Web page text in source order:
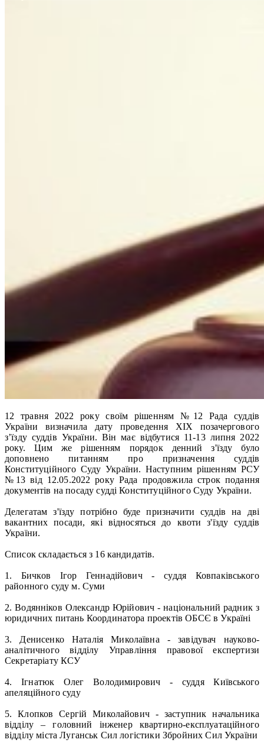
12 травня 2022 року своїм рішенням №12 Рада суддів
України визначила дату проведення ХІХ позачергового
з’їзду суддів України. Він має відбутися 11-13 липня 2022
року. Цим же рішенням порядок денний з'їзду було
доповнено питанням про призначення суддів
Конституційного Суду України. Наступним рішенням РСУ
№13 від 12.05.2022 року Рада продовжила строк подання
документів на посаду судді Конституційного Суду України.
Делегатам з'їзду потрібно буде призначити суддів на дві
вакантних посади, які відносяться до квоти з'їзду суддів
України.
Список складається з 16 кандидатів.
1. Бичков Ігор Геннадійович - суддя Ковпаківського
районного суду м. Суми
2. Водянніков Олександр Юрійович - національний радник з
юридичних питань Координатора проектів ОБСЄ в Україні
3. Денисенко Наталія Миколаївна - завідувач науково-
аналітичного відділу Управління правової експертизи
Секретаріату КСУ
4. Ігнатюк Олег Володимирович - суддя Київського
апеляційного суду
5. Клопков Сергій Миколайович - заступник начальника
відділу – головний інженер квартирно-експлуатаційного
відділу міста Луганськ Сил логістики Збройних Сил України